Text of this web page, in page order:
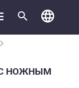
НОЖНЫМ